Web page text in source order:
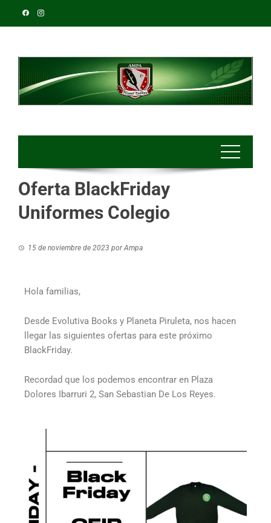
Oferta BlackFriday
Uniformes Colegio
15 de noviembre de 2023 porAmpa
Hola familias,
Desde Evolutiva Books y Planeta Piruleta, nos hacen
llegar las siguientes ofertas para este próximo
BlackFriday.
Recordad que los podemos encontrar en Plaza
Dolores Ibarruri 2, San Sebastian De Los Reyes.